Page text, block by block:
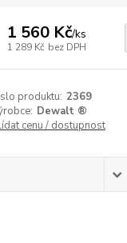
1 560 Kč/ks
1 289 Kč bez DPH
produktu: 2369
Dewalt ®
cenu / dostupnost